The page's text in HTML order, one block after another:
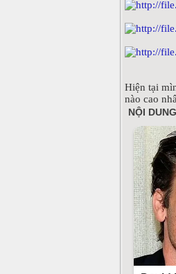
Hiện tại
nào cao